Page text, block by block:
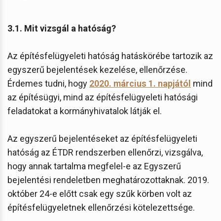
3.1. Mit vizsgál a hatóság?
Az építésfelügyeleti hatóság hatáskörébe tartozik az
egyszerű bejelentések kezelése, ellenőrzése.
Érdemes tudni, hogy 2020. március 1. napjától mind
az építésügyi, mind az építésfelügyeleti hatósági
feladatokat a kormányhivatalok látják el.
Az egyszerű bejelentéseket az építésfelügyeleti
hatóság az ÉTDR rendszerben ellenőrzi, vizsgálva,
hogy annak tartalma megfelel-e az Egyszerű
bejelentési rendeletben meghatározottaknak. 2019.
október 24-e előtt csak egy szűk körben volt az
építésfelügyeletnek ellenőrzési kötelezettsége.